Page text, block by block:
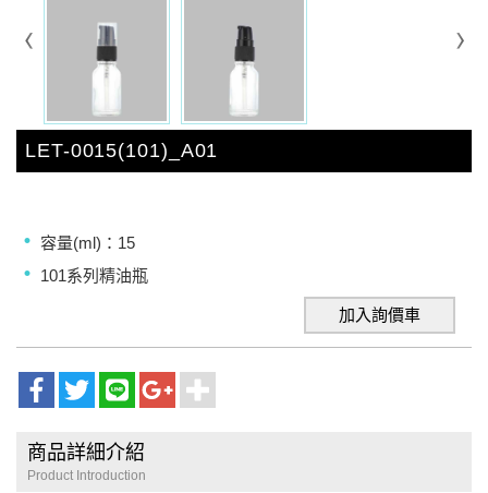
LET-0015(101)_A01
容量(ml)：15
101系列精油瓶
加入詢價車
商品詳細介紹
Product Introduction